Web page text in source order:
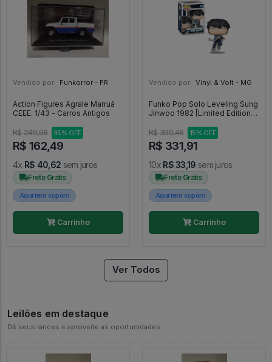
Vendido por: Funkorror - PR
Action Figures Agrale Marruá
CEEE. 1/43 - Carros Antigos
R$ 249,98 35% OFF
R$ 162,49
4x R$ 40,62 sem juros
Frete Grátis
Aqui tem cupom
Carrinho
Vendido por: Vinyl & Volt - MG
Funko Pop Solo Leveling Sung
Jinwoo 1982 [Limited Edition] -
R$ 390,48
15% OFF
R$ 331,91
10x R$ 33,19 sem juros
Frete Grátis
Aqui tem cupom
Carrinho
Ver Todos
Leilões em destaque
Dê seus lances e aproveite as oportunidades